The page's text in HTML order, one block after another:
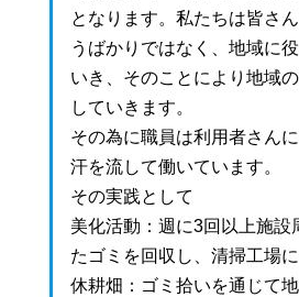
となります。私たちは皆さ
うばかりではなく、地域に
いき、そのことにより地域
していきます。
その為に職員は利用者さん
汗を流して働いています。
その実践として
美化活動：週に3回以上施設
たゴミを回収し、清掃工場に
休耕畑：ゴミ拾いを通じて